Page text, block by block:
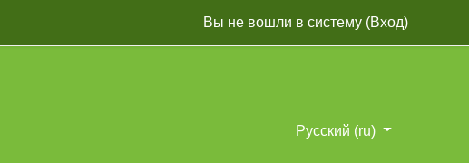
Вы не вошли в систему (Вход)
Русский ‎(ru)‎